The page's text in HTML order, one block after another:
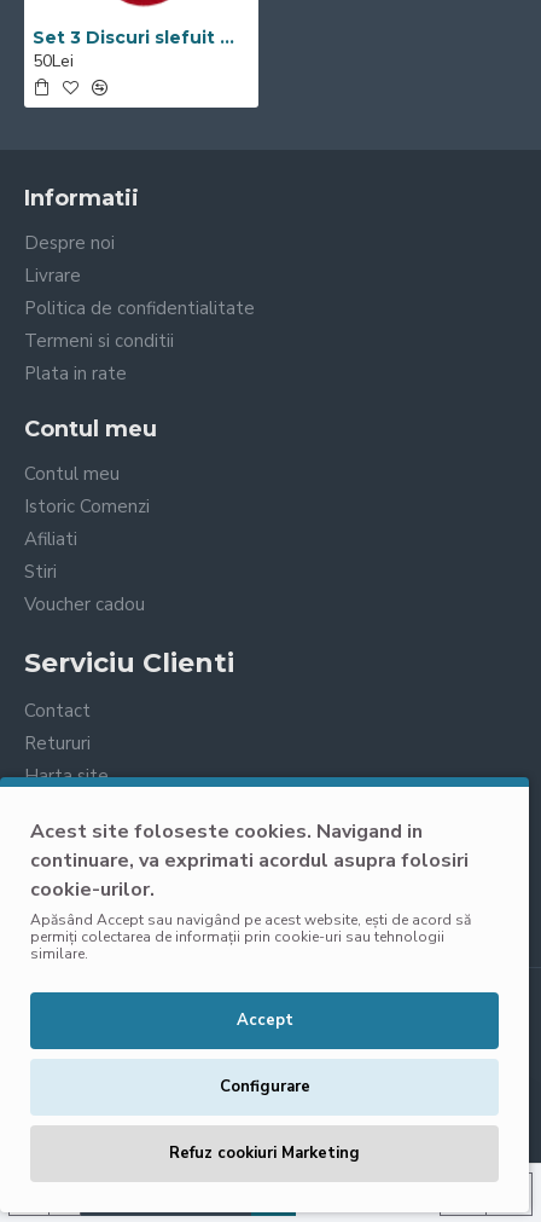
Acest site foloseste cookies. Navigand in
continuare, va exprimati acordul asupra folosiri
cookie-urilor.
Apăsând Accept sau navigând pe acest website, ești de acord să
permiți colectarea de informații prin cookie-uri sau tehnologii
similare.
Accept
Configurare
Refuz cookiuri Marketing
Set 3 Discuri slefuit marmura,granit #500 Visoli
50Lei
Informatii
Despre noi
Livrare
Politica de confidentialitate
Termeni si conditii
Plata in rate
Contul meu
Contul meu
Istoric Comenzi
Afiliati
Stiri
Voucher cadou
Serviciu Clienti
Contact
Retururi
Harta site